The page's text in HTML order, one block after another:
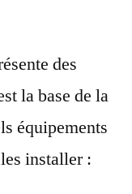
des
la base de la
équipements
installer :